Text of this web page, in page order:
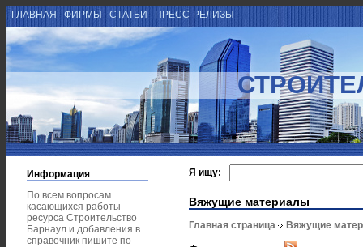
ГЛАВНАЯ ФИРМЫ СТАТЬИ ПРЕСС-РЕЛИЗЫ
Информация
По всем вопросам
касающихся работы
ресурса Строительство
Барнаул и добавления в
справочник пишите по
Я ищу:
Вяжущие материалы
Главная страница Вяжущие